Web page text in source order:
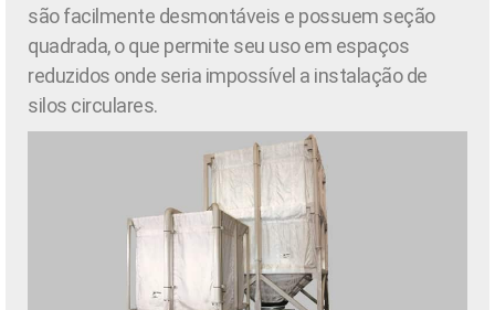
são facilmente desmontáveis e possuem seção
quadrada, o que permite seu uso em espaços
reduzidos onde seria impossível a instalação de
silos circulares.